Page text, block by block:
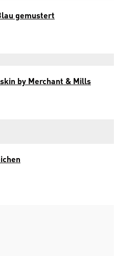
gemustert
by Merchant & Mills